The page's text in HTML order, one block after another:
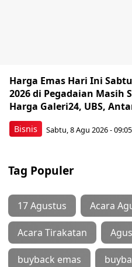
Bisnis
Harga Emas Hari Ini
2026 di Pegadaian Masih
Harga Galeri24, UBS,
Sabtu, 8 Agu 2026 - 09:05
Tag Populer
17 Agustus Acara
Acara Tirakatan
buyback emas